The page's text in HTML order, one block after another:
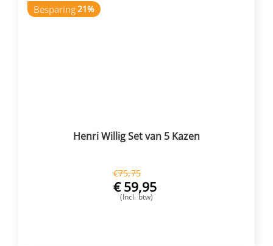
Besparing21%
Henri Willig Set van 5 Kazen
€75,75
€59,95
(Incl. btw)